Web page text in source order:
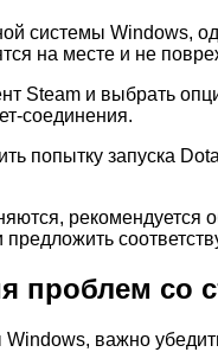
системы Windows,
на месте и не
Steam и выбрать
соединения.
попытку запуска
предложить
проблем со
важно